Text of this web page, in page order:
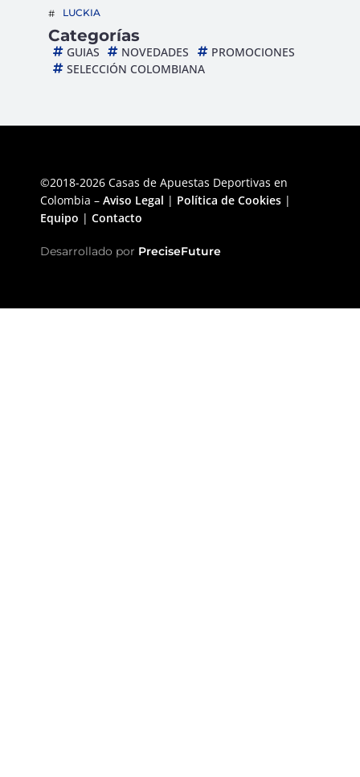
LUCKIA
Categorías
GUIAS NOVEDADES
PROMOCIONES
SELECCIÓN COLOMBIANA
©2018-2026 Casas de Apuestas Deportivas en
Colombia – Aviso Legal | Política de Cookies |
Equipo | Contacto
Desarrollado por PreciseFuture